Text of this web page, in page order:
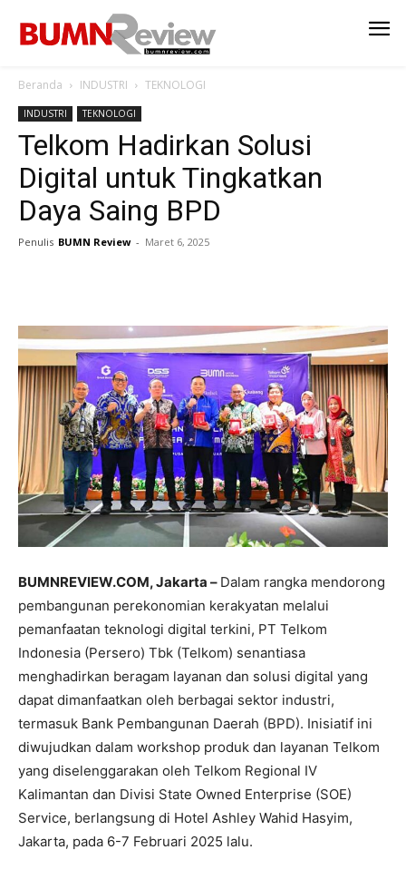
Beranda INDUSTRI TEKNOLOGI
INDUSTRI TEKNOLOGI
Telkom Hadirkan Solusi
Digital untuk Tingkatkan
Daya Saing BPD
Penulis BUMN Review - Maret 6, 2025
BUMNREVIEW.COM, Jakarta – Dalam rangka mendorong
pembangunan perekonomian kerakyatan melalui
pemanfaatan teknologi digital terkini, PT Telkom
Indonesia (Persero) Tbk (Telkom) senantiasa
menghadirkan beragam layanan dan solusi digital yang
dapat dimanfaatkan oleh berbagai sektor industri,
termasuk Bank Pembangunan Daerah (BPD). Inisiatif ini
diwujudkan dalam workshop produk dan layanan Telkom
yang diselenggarakan oleh Telkom Regional IV
Kalimantan dan Divisi State Owned Enterprise (SOE)
Service, berlangsung di Hotel Ashley Wahid Hasyim,
Jakarta, pada 6-7 Februari 2025 lalu.